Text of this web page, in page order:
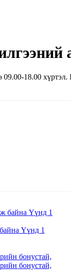
18.00
Үүнд 1
бонустай,
бонустай,